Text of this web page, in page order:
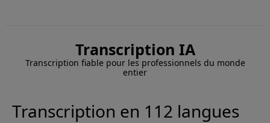
Transcription IA
Transcription fiable pour les professionnels du monde
entier
Transcription en 112 langues